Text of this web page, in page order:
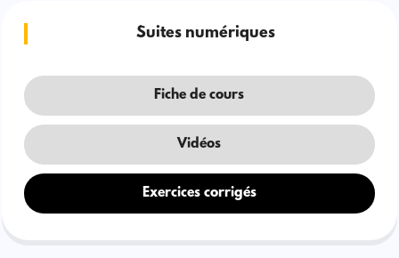
Suites numériques
Fiche de cours
Vidéos
Exercices corrigés